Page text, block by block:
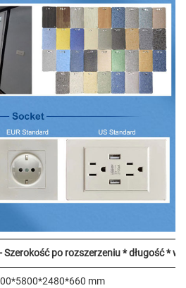
Szerokość po rozszerzeniu * długość *
mm